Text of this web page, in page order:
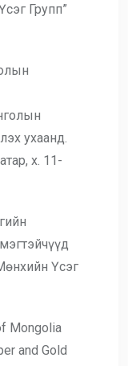
Групп”
ухаанд.
х. 11-
Үсэг
Mongolia
and Gold